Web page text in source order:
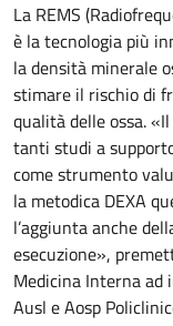
La REMS
è la tecnologia più
la densità minerale
stimare il rischio di
qualità delle ossa.
tanti studi a
come strumento
la metodica DEXA
l’aggiunta anche
esecuzione»,
Medicina Interna ad
Ausl e Aosp